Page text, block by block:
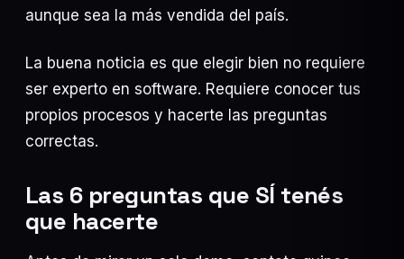
aunque sea la más vendida del país.
La buena noticia es que elegir bien no requiere
ser experto en software. Requiere conocer tus
propios procesos y hacerte las preguntas
correctas.
Las 6 preguntas que SÍ tenés
que hacerte